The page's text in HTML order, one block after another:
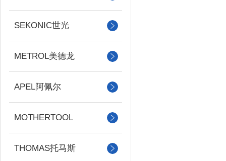
SEKONIC世光
METROL美德龙
APEL阿佩尔
MOTHERTOOL
THOMAS托马斯